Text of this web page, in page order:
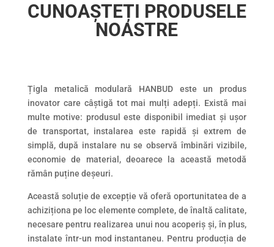
CUNOAȘTEȚI PRODUSELE
NOASTRE
Țigla metalică modulară HANBUD este un produs
inovator care câștigă tot mai mulți adepți. Există mai
multe motive: produsul este disponibil imediat și ușor
de transportat, instalarea este rapidă și extrem de
simplă, după instalare nu se observă îmbinări vizibile,
economie de material, deoarece la această metodă
rămân puține deșeuri.
Această soluție de excepție vă oferă oportunitatea de a
achiziționa pe loc elemente complete, de înaltă calitate,
necesare pentru realizarea unui nou acoperiș și, în plus,
instalate într-un mod instantaneu. Pentru producția de